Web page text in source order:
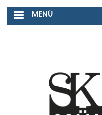
Inhalt
MENÜ